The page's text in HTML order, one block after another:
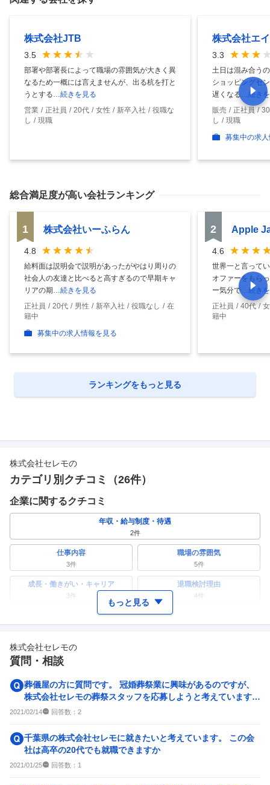
株式会社JTB
3.5
部署や部署長によって職場の雰囲気が大きく異
なるため一概には言えませんが、出る杭を打と
うとする …続きを見る
営業
正社員 20代 女性 新卒入社
役職な
し
現職
株式会社エ
3.3
土日は混み合う
ショッピングセ
遅くなる
…続き
販売
正社員
し
現職
募集中の求
総合満足度が高い会社ランキング
1 株式会社いーふらん
4.8
給料面は説明会で説明があったがやはり周りの
社会人の友達と比べると高すぎるので早期キャ
リアの期 …続きを見る
正社員
20代 男性 新卒入社 役職なし
在
籍中
募集中の求人情報を見る
2 Apple
4.6
世界一と言って
オファーをもら
ー気分で …続き
正社員
40代
籍中
ランキングをもっと見る
株式会社セレモの
カテゴリ別クチコミ（26件）
企業に関するクチコミ
年収・給与制度・待遇
2件
仕事内容
3件
職場の雰囲気
5件
成長・働きがい・キャリア
3件
退職検討理由
4件
ワークライフバランス 女性の活躍・働きやすさ
副業
人事・評価制度
0件 2件
企業の選考に関するクチコミ
0件 0件
もっと見る
株式会社セレモの
質問・相談
葬儀屋の方に質問です。 冠婚葬祭業に興味があるのですが、
株式会社セレモの葬祭スタッフを応募しようと考えています。
葬祭スタッフの大...
2021/02/14 回答数： 2
千葉県の株式会社セレモに就きたいと考えています。 この会
社は高卒の20代でも就職できますか
2021/01/25 回答数： 1